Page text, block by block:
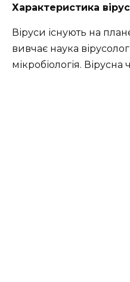
Характеристика
Віруси існують на
вивчає наука
мікробіологія. Вірусна